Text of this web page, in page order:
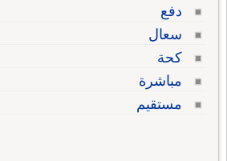
دفع
سعال
كحة
مباشرة
مستقيم